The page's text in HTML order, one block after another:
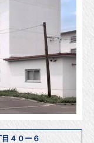
４０ー６